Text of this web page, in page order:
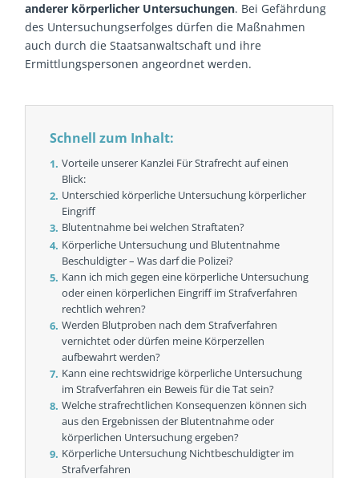
anderer körperlicher Untersuchungen. Bei Gefährdung
des Untersuchungserfolges dürfen die Maßnahmen
auch durch die Staatsanwaltschaft und ihre
Ermittlungspersonen angeordnet werden.
Schnell zum Inhalt:
Vorteile unserer Kanzlei Für Strafrecht auf einen
Blick:
Unterschied körperliche Untersuchung körperlicher
Eingriff
Blutentnahme bei welchen Straftaten?
Körperliche Untersuchung und Blutentnahme
Beschuldigter – Was darf die Polizei?
Kann ich mich gegen eine körperliche Untersuchung
oder einen körperlichen Eingriff im Strafverfahren
rechtlich wehren?
Werden Blutproben nach dem Strafverfahren
vernichtet oder dürfen meine Körperzellen
aufbewahrt werden?
Kann eine rechtswidrige körperliche Untersuchung
im Strafverfahren ein Beweis für die Tat sein?
Welche strafrechtlichen Konsequenzen können sich
aus den Ergebnissen der Blutentnahme oder
körperlichen Untersuchung ergeben?
Körperliche Untersuchung Nichtbeschuldigter im
Strafverfahren